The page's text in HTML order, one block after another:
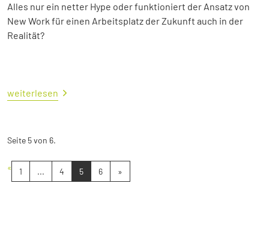
Alles nur ein netter Hype oder funktioniert der Ansatz von
New Work für einen Arbeitsplatz der Zukunft auch in der
Realität?
weiterlesen
Seite 5 von 6.
« 1 ... 4 5 6 »